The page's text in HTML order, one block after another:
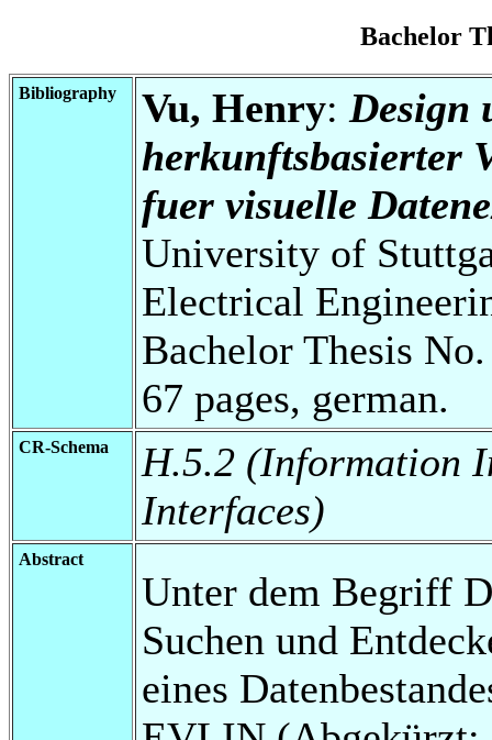
Bachelor
Bibliography Vu, Henry: Design
herkunftsbasierter
fuer visuelle
University of
Electrical
Bachelor Thesis
67 pages, german.
CR-Schema
H.5.2 (Information
Interfaces)
Abstract
Unter dem Begriff
Suchen und
eines